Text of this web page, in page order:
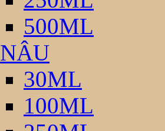
500ML
NÂU
30ML
100ML